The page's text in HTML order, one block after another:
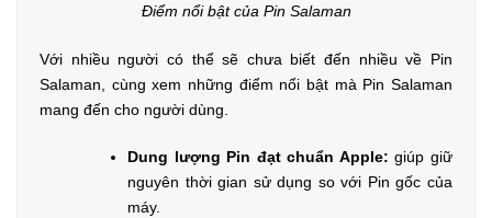
Điểm nổi bật của Pin Salaman
Với nhiều người có thể sẽ chưa biết đến nhiều về Pin
Salaman, cùng xem những điểm nổi bật mà Pin Salaman
mang đến cho người dùng.
Dung lượng Pin đạt chuẩn Apple: giúp giữ
nguyên thời gian sử dụng so với Pin gốc của
máy.